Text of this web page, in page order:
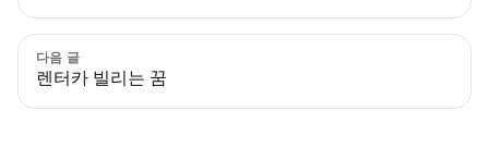
다음 글
렌터카 빌리는 꿈